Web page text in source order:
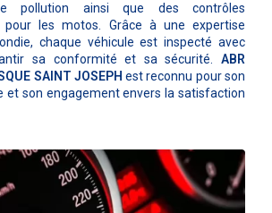
pollution ainsi que des contrôles
pour les motos. Grâce à une expertise
chaque véhicule est inspecté avec
sa conformité et sa sécurité. ABR
SAINT JOSEPH est reconnu pour son
et son engagement envers la satisfaction